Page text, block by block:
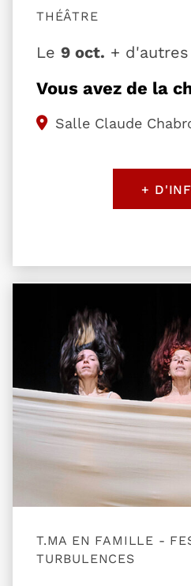
Vous avez de la
THÉÂTRE
Le 9 oct. + d'autres
Salle Claude
+
T.MA EN FAMILLE -
TURBULENCES